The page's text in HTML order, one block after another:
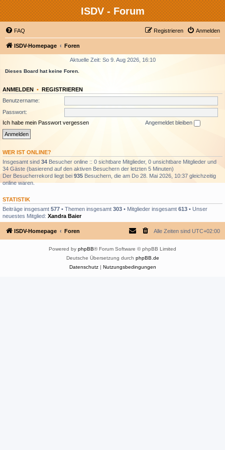
ISDV - Forum
FAQ Anmelden
Registrieren
ISDV-Homepage Foren
Aktuelle Zeit: So 9. Aug 2026, 16:10
Dieses Board hat keine Foren.
ANMELDEN • REGISTRIEREN
Benutzername:
Passwort:
Ich habe mein Passwort vergessen
Angemeldet bleiben
WER IST ONLINE?
Insgesamt sind 34 Besucher online :: 0 sichtbare Mitglieder, 0 unsichtbare Mitglieder und
34 Gäste (basierend auf den aktiven Besuchern der letzten 5 Minuten)
Der Besucherrekord liegt bei 935 Besuchern, die am Do 28. Mai 2026, 10:37 gleichzeitig
online waren.
STATISTIK
Beiträge insgesamt 577 • Themen insgesamt 303 • Mitglieder insgesamt 613 • Unser
neuestes Mitglied: Xandra Baier
ISDV-Homepage Foren Alle Zeiten sind UTC+02:00
Powered by phpBB® Forum Software © phpBB Limited
Deutsche Übersetzung durch phpBB.de
Datenschutz| Nutzungsbedingungen